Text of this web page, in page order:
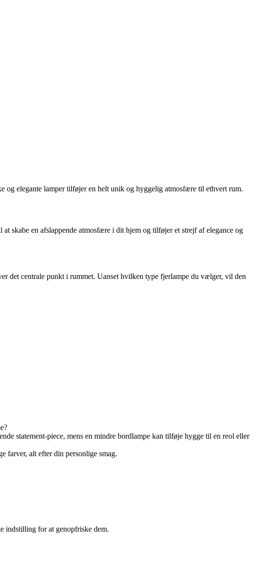
og elegante lamper tilføjer en helt unik og hyggelig atmosfære til ethvert rum.
skabe en afslappende atmosfære i dit hjem og tilføjer et strejf af elegance og
det centrale punkt i rummet. Uanset hvilken type fjerlampe du vælger, vil den
statement-piece, mens en mindre bordlampe kan tilføje hygge til en reol eller
farver, alt efter din personlige smag.
indstilling for at genopfriske dem.